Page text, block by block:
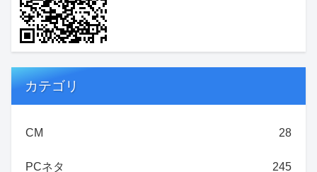
カテゴリ
CM 28
PCネタ 245